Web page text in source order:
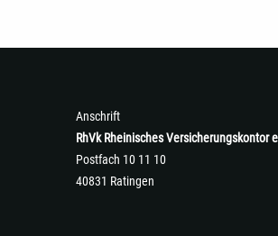
Anschrift
RhVk Rheinisches Versicherungskontor
Postfach 10 11 10
40831 Ratingen